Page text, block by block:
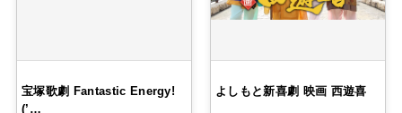
宝塚歌劇 Fantastic Energy!
(’…
よしもと新喜劇 映画 西遊喜